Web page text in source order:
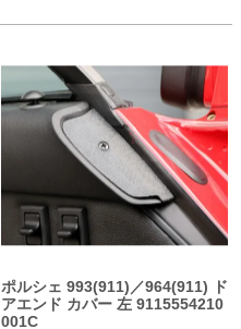
ポルシェ 993(911)／964(911) ド
アエンド カバー 左 9115554210
001C